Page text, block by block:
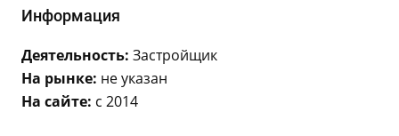
Информация
Деятельность: Застройщик
На рынке: не указан
На сайте: с 2014